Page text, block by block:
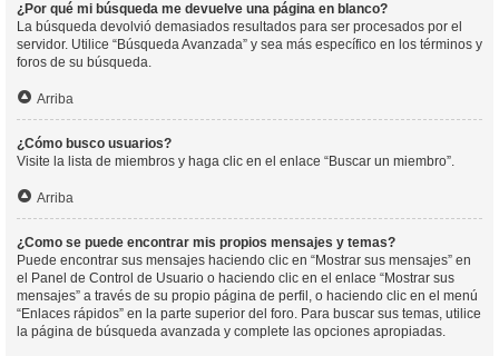
¿Por qué mi búsqueda me devuelve una página en blanco?
La búsqueda devolvió demasiados resultados para ser procesados por el
servidor. Utilice “Búsqueda Avanzada” y sea más específico en los términos y
foros de su búsqueda.
Arriba
¿Cómo busco usuarios?
Visite la lista de miembros y haga clic en el enlace “Buscar un miembro”.
Arriba
¿Como se puede encontrar mis propios mensajes y temas?
Puede encontrar sus mensajes haciendo clic en “Mostrar sus mensajes” en
el Panel de Control de Usuario o haciendo clic en el enlace “Mostrar sus
mensajes” a través de su propio página de perfil, o haciendo clic en el menú
“Enlaces rápidos” en la parte superior del foro. Para buscar sus temas, utilice
la página de búsqueda avanzada y complete las opciones apropiadas.